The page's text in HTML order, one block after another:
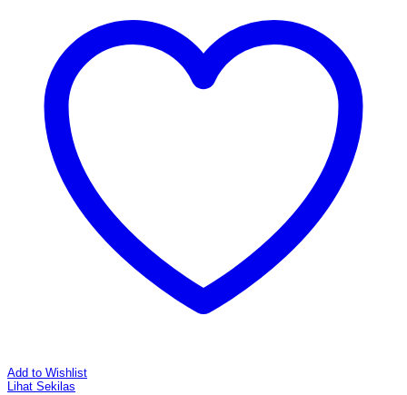
Add to Wishlist
Lihat Sekilas